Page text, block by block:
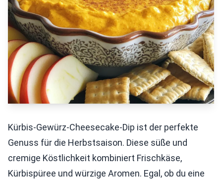
Kürbis-Gewürz-Cheesecake-Dip ist der perfekte
Genuss für die Herbstsaison. Diese süße und
cremige Köstlichkeit kombiniert Frischkäse,
Kürbispüree und würzige Aromen. Egal, ob du eine